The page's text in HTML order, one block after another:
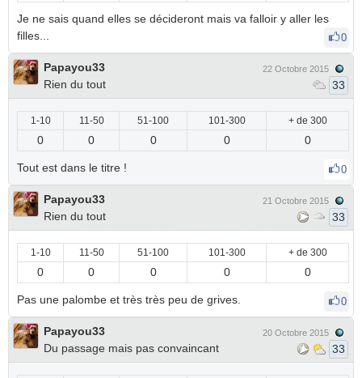
Je ne sais quand elles se décideront mais va falloir y aller les
filles...
0
Papayou33
Rien du tout
22 Octobre 2015
33
1-10 11-50 51-100 101-300 + de 300
0 0 0 0 0
Tout est dans le titre ! 0
Papayou33
Rien du tout
21 Octobre 2015
33
1-10 11-50 51-100 101-300 + de 300
0 0 0 0 0
Pas une palombe et très très peu de grives. 0
Papayou33
Du passage mais pas convaincant
20 Octobre 2015
33